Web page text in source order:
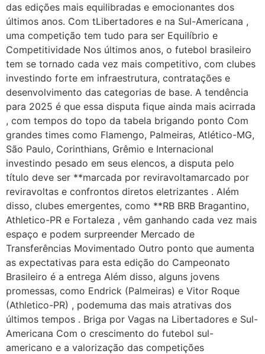
das edições mais equilibradas e emocionantes dos
últimos anos. Com tLibertadores e na Sul-Americana ,
uma competição tem tudo para ser Equilíbrio e
Competitividade Nos últimos anos, o futebol brasileiro
tem se tornado cada vez mais competitivo, com clubes
investindo forte em infraestrutura, contratações e
desenvolvimento das categorias de base. A tendência
para 2025 é que essa disputa fique ainda mais acirrada
, com tempos do topo da tabela brigando ponto Com
grandes times como Flamengo, Palmeiras, Atlético-MG,
São Paulo, Corinthians, Grêmio e Internacional
investindo pesado em seus elencos, a disputa pelo
título deve ser **marcada por reviravoltamarcado por
reviravoltas e confrontos diretos eletrizantes . Além
disso, clubes emergentes, como **RB BRB Bragantino,
Athletico-PR e Fortaleza , vêm ganhando cada vez mais
espaço e podem surpreender Mercado de
Transferências Movimentado Outro ponto que aumenta
as expectativas para esta edição do Campeonato
Brasileiro é a entrega Além disso, alguns jovens
promessas, como Endrick (Palmeiras) e Vitor Roque
(Athletico-PR) , podemuma das mais atrativas dos
últimos tempos . Briga por Vagas na Libertadores e Sul-
Americana Com o crescimento do futebol sul-
americano e a valorização das competições